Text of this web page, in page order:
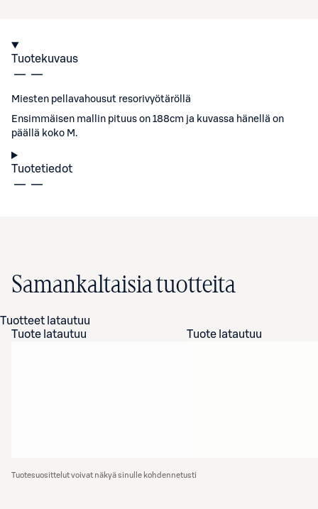
Tuotekuvaus
Miesten pellavahousut resorivyötäröllä
Ensimmäisen mallin pituus on 188cm ja kuvassa hänellä on
päällä koko M.
Tuotetiedot
Samankaltaisia tuotteita
Tuotteet latautuu
Tuote latautuu
Tuote latautuu
Tuotesuosittelut voivat näkyä sinulle kohdennetusti